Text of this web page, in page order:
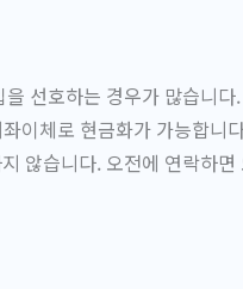
선호하는 경우가 많습니
이체로 현금화가 가능합니
않습니다. 오전에 연락하